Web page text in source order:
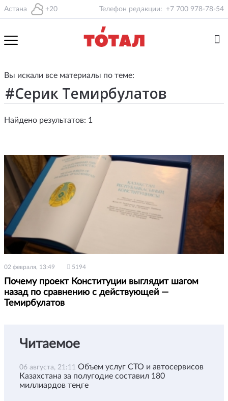
Астана +20 Телефон редакции: +7 700 978-78-54
Вы искали все материалы по теме:
Найдено результатов: 1
02 февраля, 13:49 5194
Почему проект Конституции выглядит шагом
назад по сравнению с действующей —
Темирбулатов
Читаемое
06 августа, 21:11 Объем услуг СТО и автосервисов
Казахстана за полугодие составил 180
миллиардов теңге